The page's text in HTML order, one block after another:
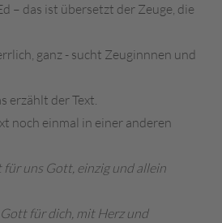
– das ist übersetzt der Zeuge, die
ganz - sucht Zeuginnnen und
erzählt der Text.
noch einmal in einer anderen
für uns Gott, einzig und allein
für dich, mit Herz und